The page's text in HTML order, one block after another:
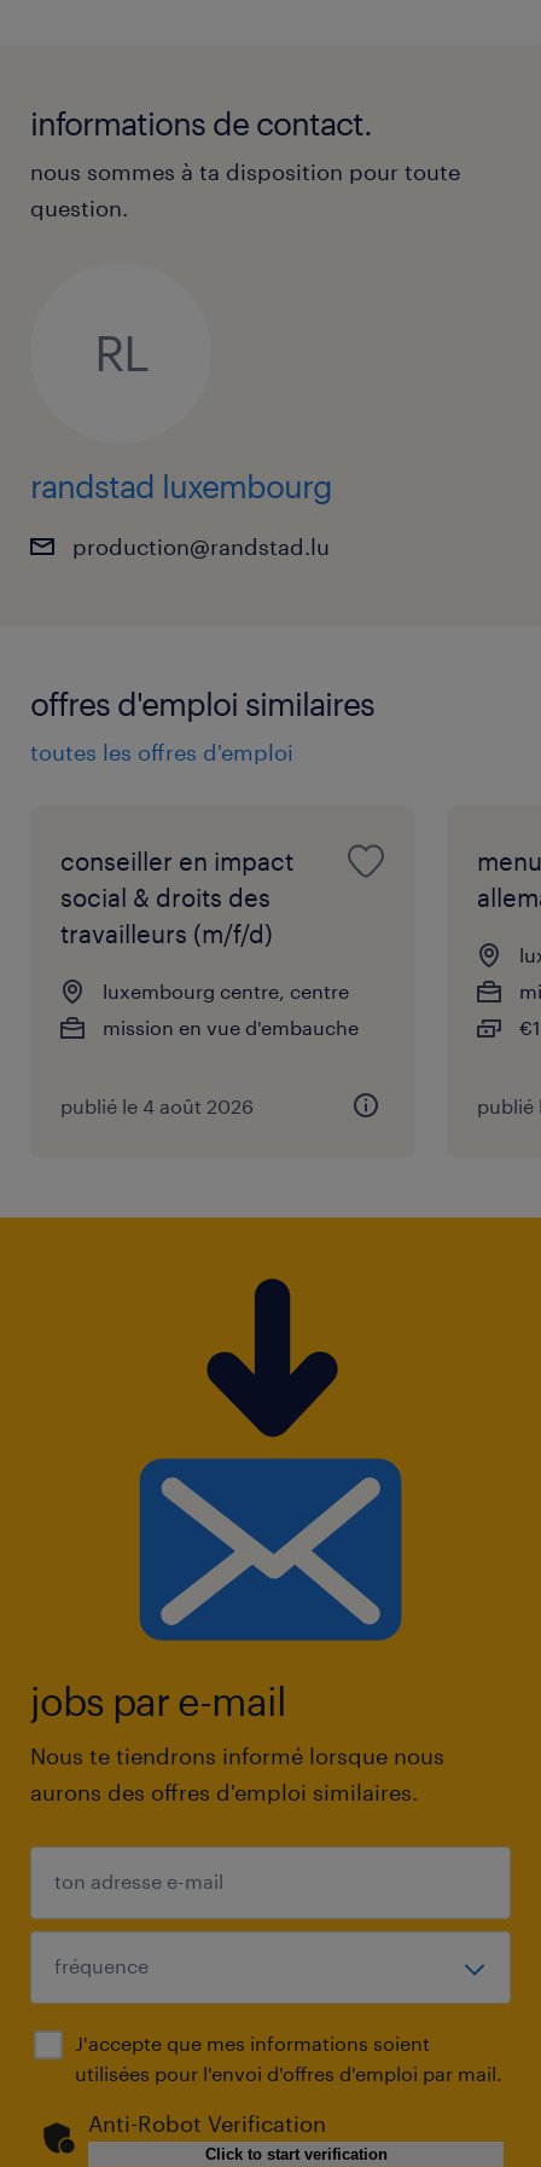
informations de contact.
nous sommes à ta disposition pour toute
question.
RL
randstad luxembourg
production@randstad.lu
offres d'emploi similaires
toutes les offres d'emploi
conseiller en impact
social & droits des
travailleurs (m/f/d)
luxembourg centre, centre
mission en vue d'embauche
publié le 4 août 2026 publié
jobs par e-mail
Nous te tiendrons informé lorsque nous
aurons des offres d'emploi similaires.
J'accepte que mes informations soient
utilisées pour l'envoi d'offres d'emploi par mail.
Anti-Robot Verification
Click to start verification